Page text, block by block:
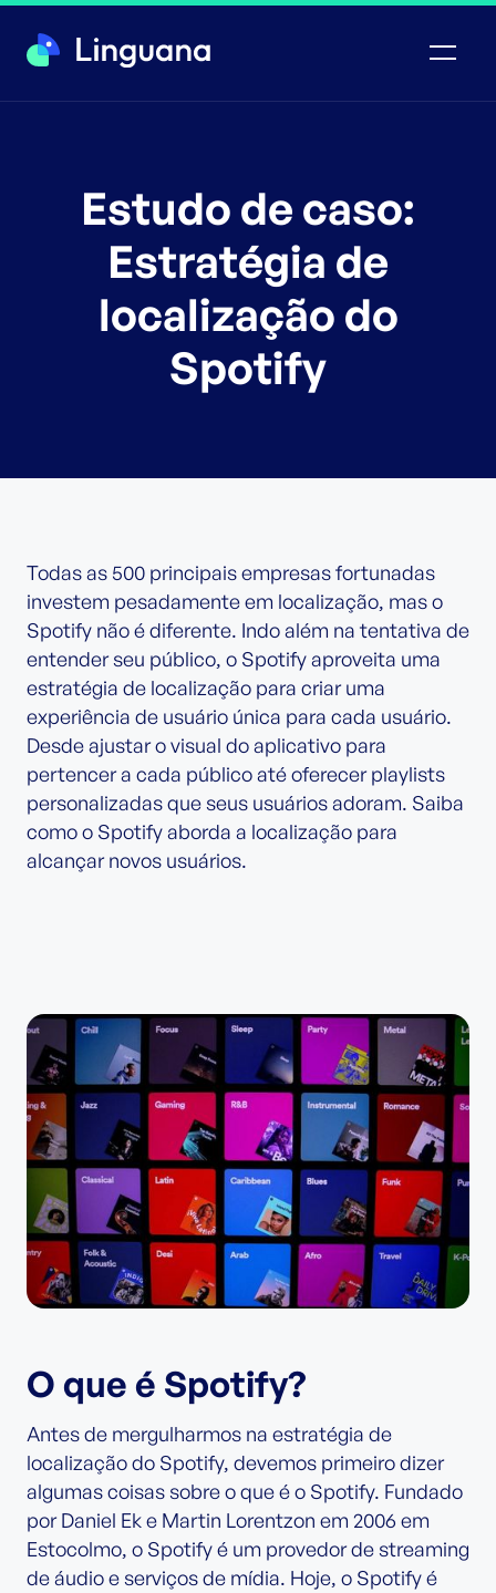
Estudo de caso:
Estratégia de
localização do
Spotify
Todas as 500 principais empresas fortunadas
investem pesadamente em localização, mas o
Spotify não é diferente. Indo além na tentativa de
entender seu público, o Spotify aproveita uma
estratégia de localização para criar uma
experiência de usuário única para cada usuário.
Desde ajustar o visual do aplicativo para
pertencer a cada público até oferecer playlists
personalizadas que seus usuários adoram. Saiba
como o Spotify aborda a localização para
alcançar novos usuários.
O que é Spotify?
Antes de mergulharmos na estratégia de
localização do Spotify, devemos primeiro dizer
algumas coisas sobre o que é o Spotify. Fundado
por Daniel Ek e Martin Lorentzon em 2006 em
Estocolmo, o Spotify é um provedor de streaming
de áudio e serviços de mídia. Hoje, o Spotify é